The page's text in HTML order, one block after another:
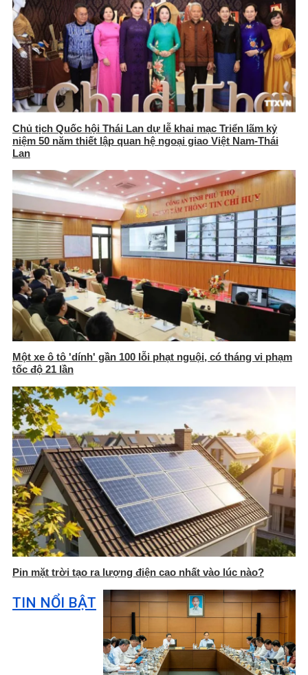
Chủ tịch Quốc hội Thái Lan dự lễ khai mạc Triển lãm kỷ
niệm 50 năm thiết lập quan hệ ngoại giao Việt Nam-Thái
Lan
Một xe ô tô 'dính' gần 100 lỗi phạt nguội, có tháng vi phạm
tốc độ 21 lần
Pin mặt trời tạo ra lượng điện cao nhất vào lúc nào?
TIN NỔI BẬT